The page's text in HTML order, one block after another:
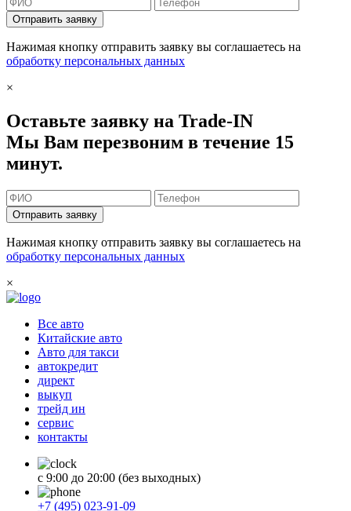
Отправить заявку
Нажимая кнопку отправить заявку вы соглашаетесь на
обработку персональных данных
×
Оставьте заявку на Trade-IN
Мы Вам перезвоним в течение 15
минут.
Отправить заявку
Нажимая кнопку отправить заявку вы соглашаетесь на
обработку персональных данных
×
Все авто
Китайские авто
Авто для такси
автокредит
директ
выкуп
трейд ин
сервис
контакты
с 9:00 до 20:00 (без выходных)
+7 (495) 023-91-09